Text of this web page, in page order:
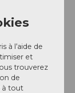
à l’aide de
et
trouverez
de
à tout